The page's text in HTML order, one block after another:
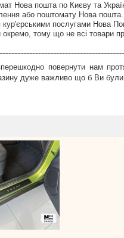
Нова пошта по Києву та
або поштомату Нова пошта.
послугами Нова
тому що не всі товари
повернути нам
дуже важливо що б Ви були